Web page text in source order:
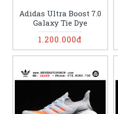
Adidas Ultra Boost 7.0
Galaxy Tie Dye
1.200.000đ